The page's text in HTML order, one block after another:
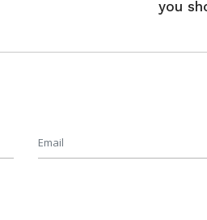
you